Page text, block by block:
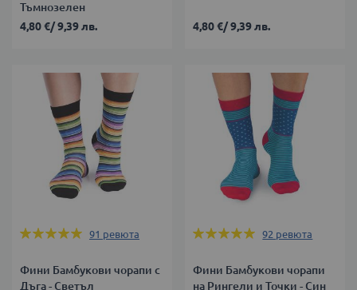
Тъмнозелен
4,80 €/9,39 лв. 4,80 €/9,39 лв.
Оценка:
91 ревюта
Фини Бамбукови чорапи с
Дъга - Светъл
Оценка:
92 ревюта
Фини Бамбукови чорапи
на Рингели и Точки - Син